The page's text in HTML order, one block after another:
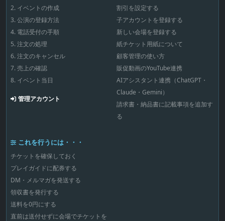
2. イベントの作成
3. 公演の登録方法
4. 電話受付の手順
5. 注文の処理
6. 注文のキャンセル
7. 売上の確認
8. イベント当日
管理アカウント
割引を設定する
子アカウントを登録する
新しい会場を登録する
紙チケット用紙について
顧客管理の使い方
販促動画のYouTube連携
AIアシスタント連携（ChatGPT・
Claude・Gemini）
請求書・納品書に記載事項を追加す
る
これを行うには・・・
チケットを確保しておく
プレイガイドに配券する
DM・メルマガを発送する
領収書を発行する
送料を0円にする
直前は送付せずに会場でチケットを